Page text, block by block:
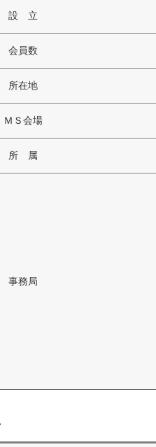
設 立
会員数
所在地
ＭＳ会場
所 属
事務局